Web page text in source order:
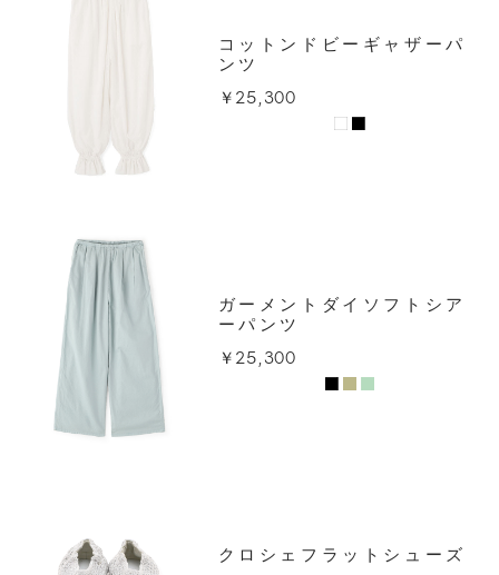
コットンドビーギャザーパ
ンツ
￥25,300
ガーメントダイソフトシア
ーパンツ
￥25,300
クロシェフラットシューズ